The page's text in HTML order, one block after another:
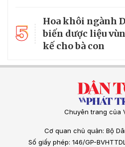
5
Hoa khôi ngành
biến dược liệu
kế cho bà con
Chuyên trang của
Cơ quan chủ quản: Bộ
Số giấy phép: 146/GP-